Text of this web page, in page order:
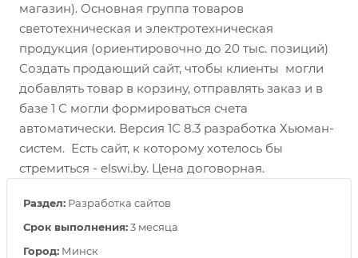
магазин). Основная группа товаров
светотехническая и электротехническая
продукция (ориентировочно до 20 тыс. позиций)
Создать продающий сайт, чтобы клиенты могли
добавлять товар в корзину, отправлять заказ и в
базе 1 С могли формироваться счета
автоматически. Версия 1С 8.3 разработка Хьюман-
систем. Есть сайт, к которому хотелось бы
стремиться - elswi.by. Цена договорная.
Раздел: Разработка сайтов
Срок выполнения:3 месяца
Город: Минск